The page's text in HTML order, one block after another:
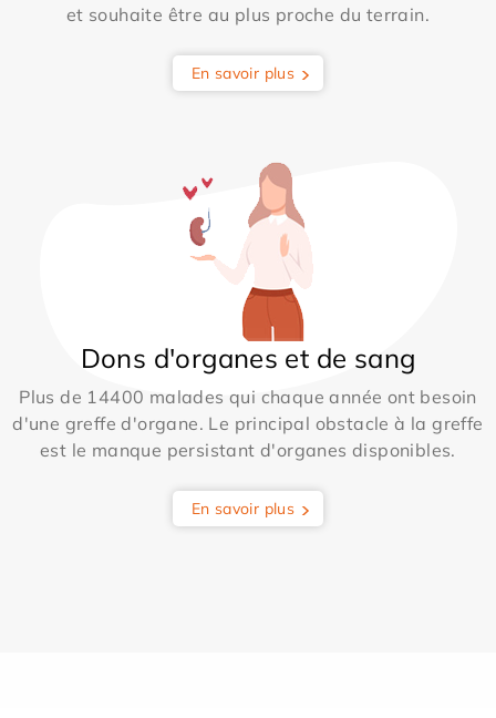
et souhaite être au plus proche du terrain.
En savoir plus
Dons d'organes et de sang
Plus de 14400 malades qui chaque année ont besoin
d'une greffe d'organe. Le principal obstacle à la greffe
est le manque persistant d'organes disponibles.
En savoir plus